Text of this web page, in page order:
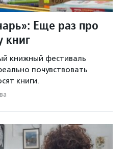
Еще раз про
книг
книжный фестиваль
почувствовать
книги.